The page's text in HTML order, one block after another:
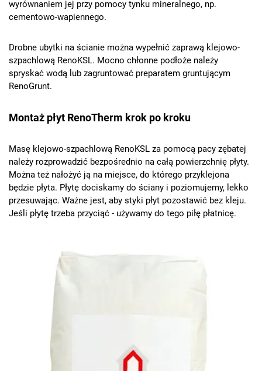
wyrównaniem jej przy pomocy tynku mineralnego, np.
cementowo-wapiennego.
Drobne ubytki na ścianie można wypełnić zaprawą klejowo-
szpachlową RenoKSL. Mocno chłonne podłoże należy
spryskać wodą lub zagruntować preparatem gruntującym
RenoGrunt.
Montaż płyt RenoTherm krok po kroku
Masę klejowo-szpachlową RenoKSL za pomocą pacy zębatej
należy rozprowadzić bezpośrednio na całą powierzchnię płyty.
Można też nałożyć ją na miejsce, do którego przyklejona
będzie płyta. Płytę dociskamy do ściany i poziomujemy, lekko
przesuwając. Ważne jest, aby styki płyt pozostawić bez kleju.
Jeśli płytę trzeba przyciąć - używamy do tego piłę płatnicę.